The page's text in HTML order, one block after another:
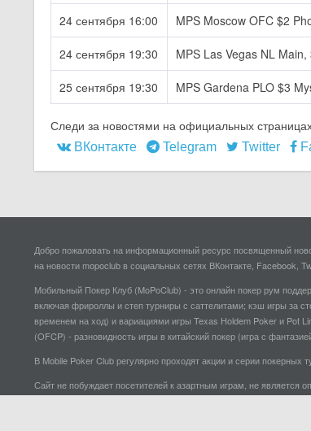
24 сентября 16:00 MPS Moscow OFC $2
24 сентября 19:30 MPS Las Vegas NL
25 сентября 19:30 MPS Gardena PLO $3
Следи за новостями на официальных
ВКонтакте Telegram Twitter
Добро пожаловать на информационный ресурс посвященный
на новости mopoclub в социальных сетях ВКонтакте,
Мобильный Покер Клуб (MoPoClub) - это онлайн покер рум
включая фрироллы и степ турниры с саттелитами; кэш игры за
временем на ход) и вариациями игры Texas Holdem Poker и Pot
(OFCP) - разновидность игры в китайский покер (игра с
В Mobile Poker Club регулярно проходят акции и серии
Сайт не побуждает посетителей к азартным играм, не является